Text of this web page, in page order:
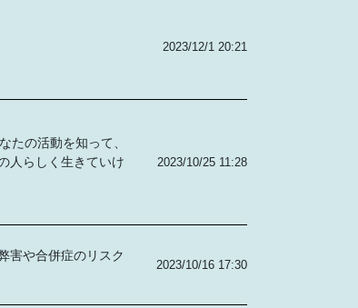
2023/12/1 20:21
たの活動を知って、
人らしく生きていけ
2023/10/25 11:28
害や合併症のリスク
2023/10/16 17:30